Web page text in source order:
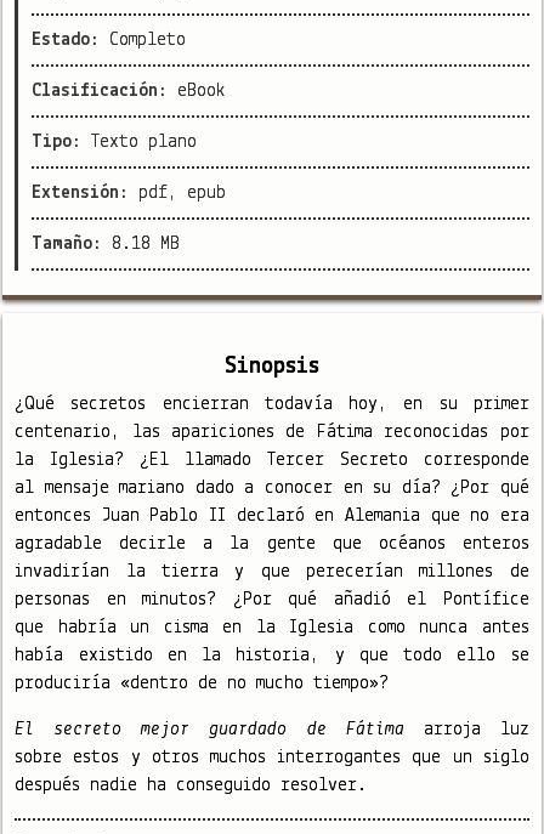
Estado: Completo
Clasificación: eBook
Tipo: Texto plano
Extensión: pdf, epub
Tamaño: 8.18 MB
Sinopsis
¿Qué secretos encierran todavía hoy, en su primer
centenario, las apariciones de Fátima reconocidas por
la Iglesia? ¿El llamado Tercer Secreto corresponde
al mensaje mariano dado a conocer en su día? ¿Por qué
entonces Juan Pablo II declaró en Alemania que no era
agradable decirle a la gente que océanos enteros
invadirían la tierra y que perecerían millones de
personas en minutos? ¿Por qué añadió el Pontífice
que habría un cisma en la Iglesia como nunca antes
había existido en la historia, y que todo ello se
produciría «dentro de no mucho tiempo»?
El secreto mejor guardado de Fátima arroja luz
sobre estos y otros muchos interrogantes que un siglo
después nadie ha conseguido resolver.